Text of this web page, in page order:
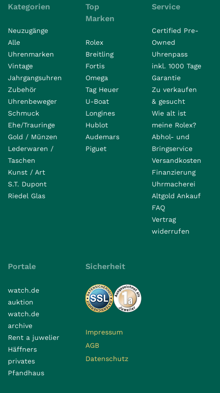
Kategorien
Neuzugänge
Alle
Uhrenmarken
Vintage
Jahrgangsuhren
Zubehör
Uhrenbeweger
Schmuck
Ehe/Trauringe
Gold / Münzen
Lederwaren /
Taschen
Kunst / Art
S.T. Dupont
Riedel Glas
Top
Marken
Rolex
Breitling
Fortis
Omega
Tag Heuer
U-Boat
Longines
Hublot
Audemars
Piguet
Service
Certified Pre-
Owned
Uhrenpass
inkl. 1000 Tage
Garantie
Zu verkaufen
& gesucht
Wie alt ist
meine Rolex?
Abhol- und
Bringservice
Versandkosten
Finanzierung
Uhrmacherei
Altgold Ankauf
FAQ
Vertrag
widerrufen
Portale
watch.de
auktion
watch.de
archive
Rent a juwelier
Häffners
privates
Pfandhaus
Sicherheit
Impressum
AGB
Datenschutz